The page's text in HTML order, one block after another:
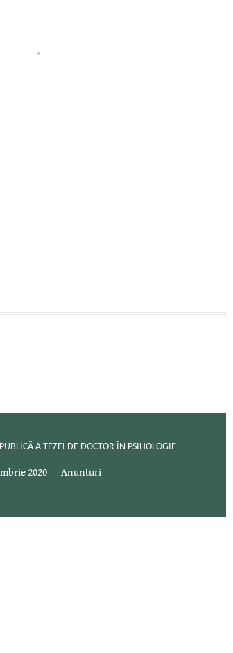
A TEZEI DE DOCTOR ÎN PSIHOLOGIE
2020 Anunturi